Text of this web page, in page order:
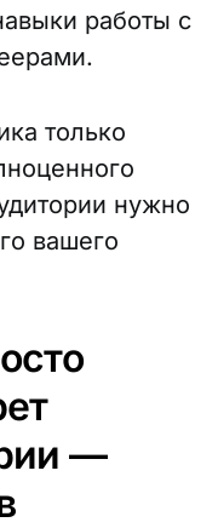
работы с
только
нужно
вашего
—